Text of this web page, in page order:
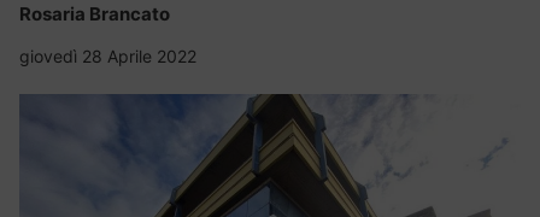
Rosaria Brancato
giovedì 28 Aprile 2022